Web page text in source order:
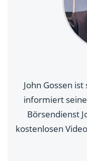
John Gossen
informiert
Börsendienst
kostenlosen